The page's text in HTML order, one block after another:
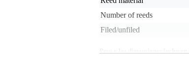
Number of reeds
Filed/unfiled